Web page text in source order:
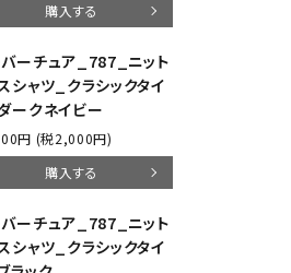
購入する
ーチュア_787_ニット
シャツ_クラシックタイ
ークネイビー
円 (税2,000円)
購入する
ーチュア_787_ニット
シャツ_クラシックタイ